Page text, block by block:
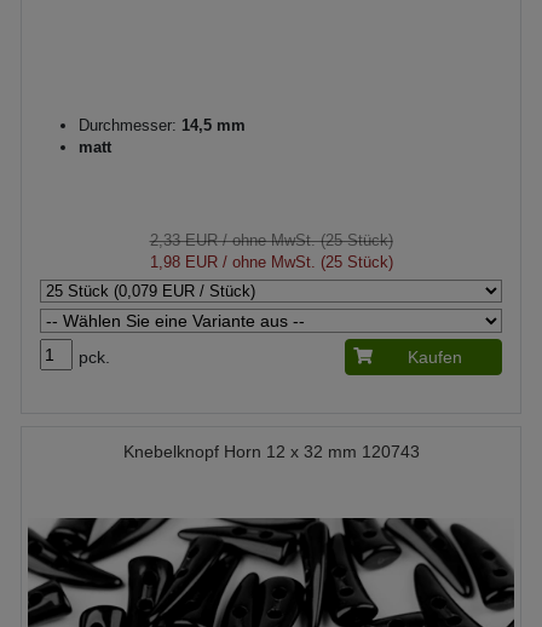
Durchmesser: 14,5 mm
matt
2,33 EUR/ ohne MwSt. (25 Stück)
1,98 EUR/ ohne MwSt. (25 Stück)
pck. Kaufen
Knebelknopf Horn 12 x 32 mm 120743